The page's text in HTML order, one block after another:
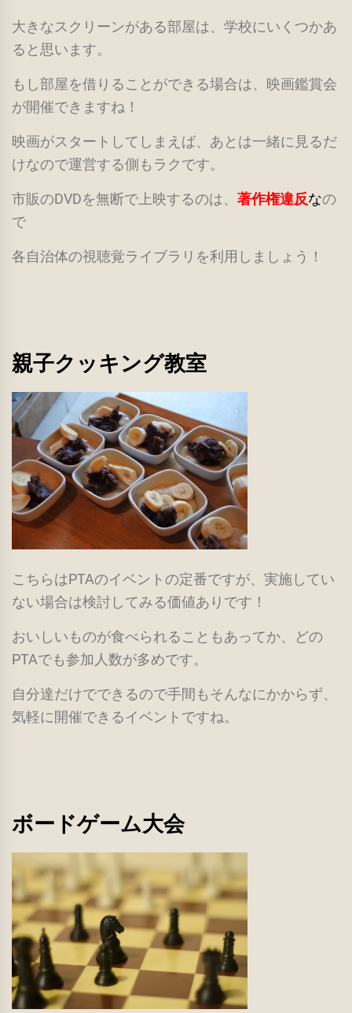
大きなスクリーンがある部屋は、学校にいくつかあ
ると思います。
もし部屋を借りることができる場合は、映画鑑賞会
が開催できますね！
映画がスタートしてしまえば、あとは一緒に見るだ
けなので運営する側もラクです。
市販のDVDを無断で上映するのは、 著作権違反なの
で
各自治体の視聴覚ライブラリを利用しましょう！
親子クッキング教室
こちらはPTAのイベントの定番ですが、実施してい
ない場合は検討してみる価値ありです！
おいしいものが食べられることもあってか、どの
PTAでも参加人数が多めです。
自分達だけでできるので手間もそんなにかからず、
気軽に開催できるイベントですね。
ボードゲーム大会